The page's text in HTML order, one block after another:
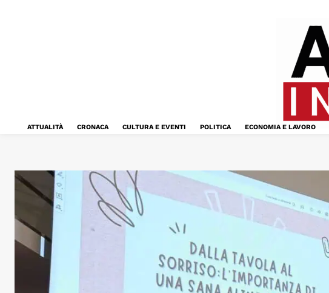
ATTUALITÀ CRONACA CULTURA E EVENTI POLITICA ECONOMIA E LAVORO